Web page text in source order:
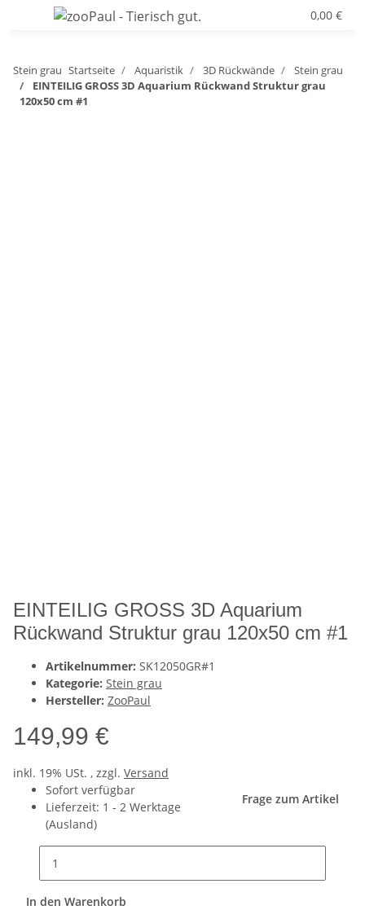
0,00 €
Stein grau Startseite Aquaristik 3D Rückwände
Stein grau
EINTEILIG GROSS 3D Aquarium Rückwand Struktur grau
120x50 cm #1
EINTEILIG GROSS 3D Aquarium
Rückwand Struktur grau 120x50 cm #1
Artikelnummer: SK12050GR#1
Kategorie: Stein grau
Hersteller: ZooPaul
149,99 €
inkl. 19% USt. , zzgl. Versand
Sofort verfügbar
Lieferzeit: 1 - 2 Werktage
(Ausland)
Frage zum Artikel
In den Warenkorb